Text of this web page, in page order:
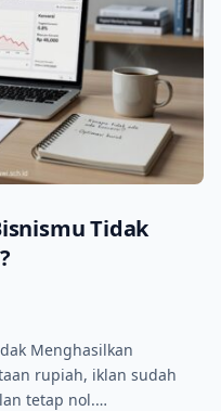
Tidak
Menghasilkan
rupiah, iklan sudah
tetap nol.…